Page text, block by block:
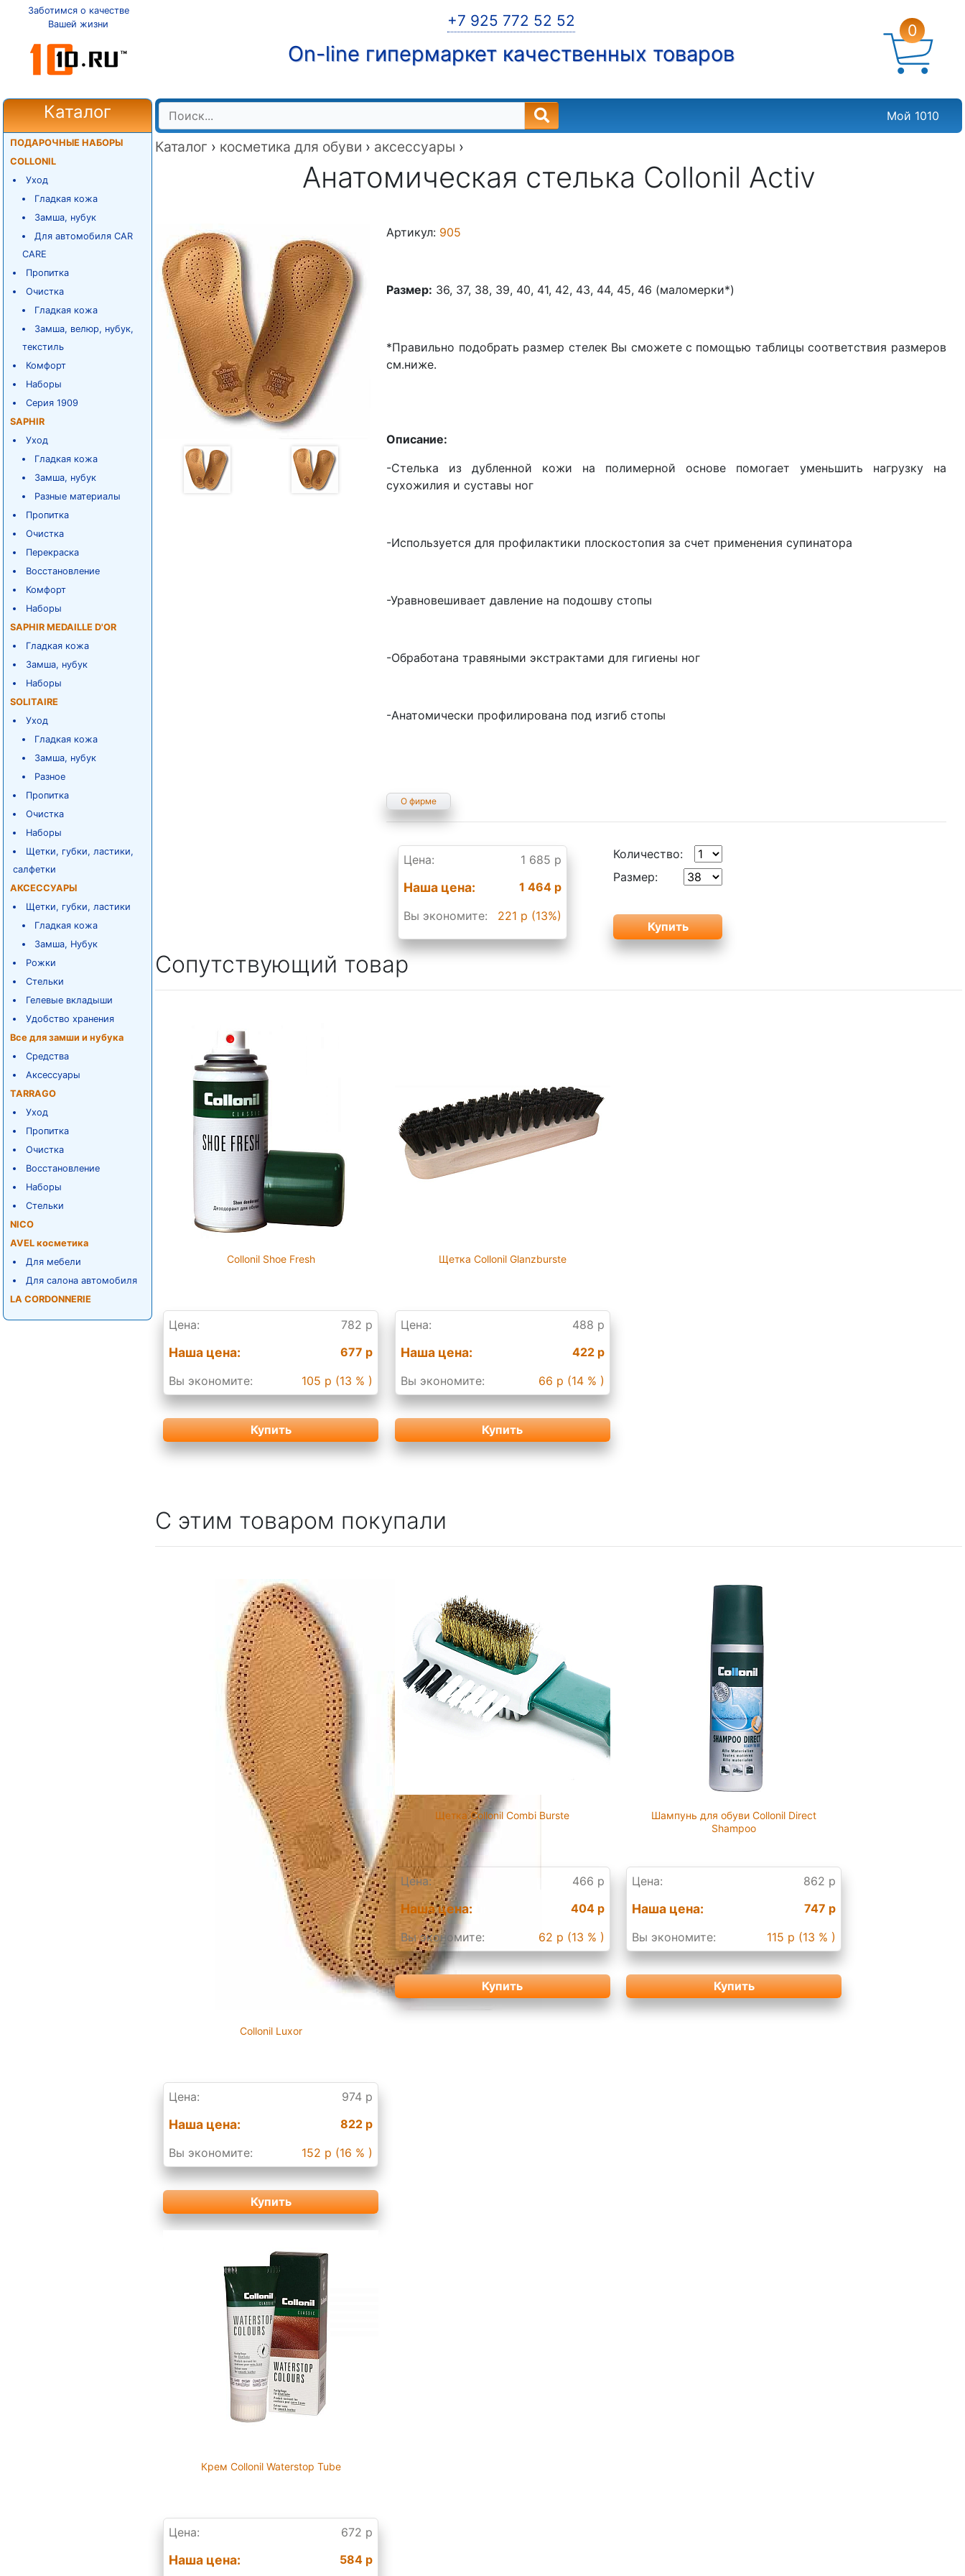
Заботимся о качестве
Вашей жизни
+7 925 772 52 52
On-line гипермаркет качественных товаров
0
Каталог
ПОДАРОЧНЫЕ НАБОРЫ
COLLONIL
Уход
Гладкая кожа
Замша, нубук
Для автомобиля CAR
CARE
Пропитка
Очистка
Гладкая кожа
Замша, велюр, нубук,
текстиль
Комфорт
Наборы
Серия 1909
SAPHIR
Уход
Гладкая кожа
Замша, нубук
Разные материалы
Пропитка
Очистка
Перекраска
Восстановление
Комфорт
Наборы
SAPHIR MEDAILLE D'OR
Гладкая кожа
Замша, нубук
Наборы
SOLITAIRE
Уход
Гладкая кожа
Замша, нубук
Разное
Пропитка
Очистка
Наборы
Щетки, губки, ластики,
салфетки
АКСЕССУАРЫ
Щетки, губки, ластики
Гладкая кожа
Замша, Нубук
Рожки
Стельки
Гелевые вкладыши
Удобство хранения
Все для замши и нубука
Средства
Аксессуары
TARRAGO
Уход
Пропитка
Очистка
Восстановление
Наборы
Стельки
NICO
AVEL косметика
Для мебели
Для салона автомобиля
LA CORDONNERIE
Мой 1010
Каталог › косметика для обуви › аксессуары ›
Анатомическая стелька Collonil Activ
Артикул: 905
Размер: 36, 37, 38, 39, 40, 41, 42, 43, 44, 45, 46 (маломерки*)
*Правильно подобрать размер стелек Вы сможете с помощью таблицы соответствия размеров
см.ниже.
Описание:
-Стелька из дубленной кожи на полимерной основе помогает уменьшить нагрузку на
сухожилия и суставы ног
-Используется для профилактики плоскостопия за счет применения супинатора
-Уравновешивает давление на подошву стопы
-Обработана травяными экстрактами для гигиены ног
-Анатомически профилирована под изгиб стопы
О фирме
Цена: 1 685 р
Наша цена:
1 464 р
Вы экономите:
221 р (13%)
Количество:
Размер:
Сопутствующий товар
Collonil Shoe Fresh
Цена: 782 р
Наша цена:
677 р
Вы экономите:
105 р (13 % )
Купить
Щетка Collonil Glanzburste
Цена: 488 р
Наша цена:
422 р
Вы экономите:
66 р (14 % )
Купить
С этим товаром покупали
Collonil Luxor
Цена: 974 р
Наша цена:
822 р
Вы экономите:
152 р (16 % )
Купить
Щетка Collonil Combi Burste
Цена: 466 р
Наша цена:
404 р
Вы экономите:
62 р (13 % )
Купить
Шампунь для обуви Collonil Direct
Shampoo
Цена: 862 р
Наша цена:
747 р
Вы экономите:
115 р (13 % )
Купить
Крем Collonil Waterstop Tube
Цена: 672 р
Наша цена: 584 р